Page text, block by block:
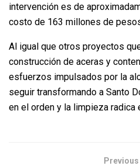
intervención es de
costo de 163 millones de
Al igual que otros proyectos
construcción de aceras y
esfuerzos impulsados por la
seguir transformando a Santo
en el orden y la limpieza radica